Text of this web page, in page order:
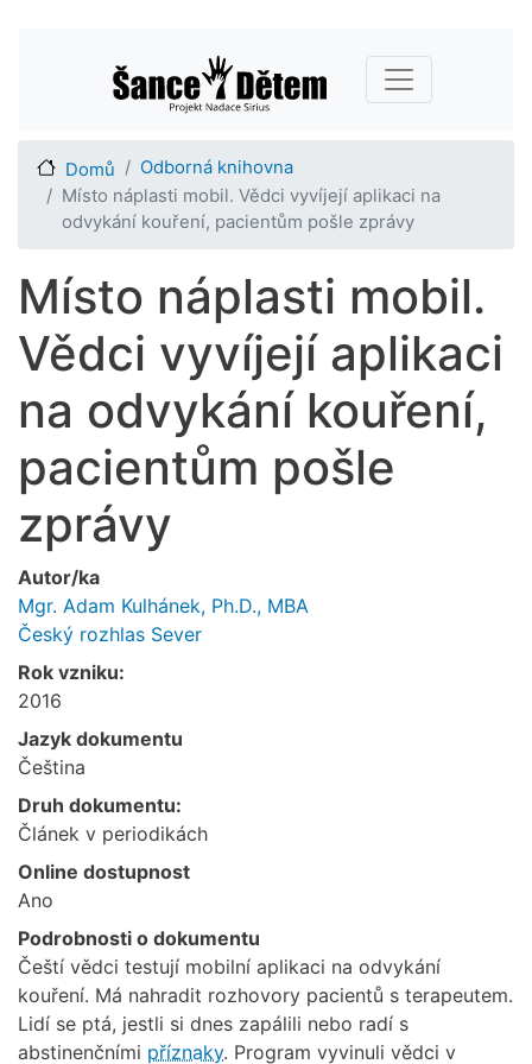
hlavnímu
obsahu
Main navigation
Domů
Odborná knihovna
Místo náplasti mobil. Vědci vyvíjejí aplikaci na
odvykání kouření, pacientům pošle zprávy
Místo náplasti mobil.
Vědci vyvíjejí aplikaci
na odvykání kouření,
pacientům pošle
zprávy
Autor/ka
Mgr. Adam Kulhánek, Ph.D., MBA
Český rozhlas Sever
Rok vzniku:
2016
Jazyk dokumentu
Čeština
Druh dokumentu:
Článek v periodikách
Online dostupnost
Ano
Podrobnosti o dokumentu
Čeští vědci testují mobilní aplikaci na odvykání
kouření. Má nahradit rozhovory pacientů s terapeutem.
Lidí se ptá, jestli si dnes zapálili nebo radí s
abstinenčními příznaky. Program vyvinuli vědci v